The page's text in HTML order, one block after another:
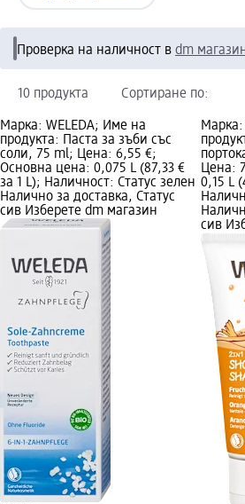
Проверка на наличност в dm
10 продукта Сортиране по:
Марка: WELEDA; Име на
продукта: Паста за зъби със
соли, 75 ml; Цена: 6,55 €;
Основна цена: 0,075 L (87,33 €
за 1 L); Наличност: Статус зелен
Налично за доставка, Статус
сив Изберете dm магазин
Марка:
Цена:
0,15 L
сив